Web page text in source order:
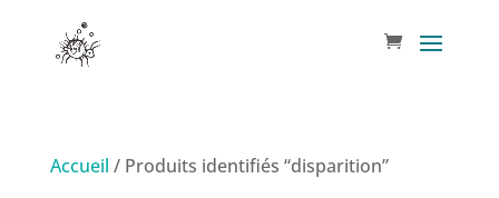
Accueil / Produits identifiés “disparition”